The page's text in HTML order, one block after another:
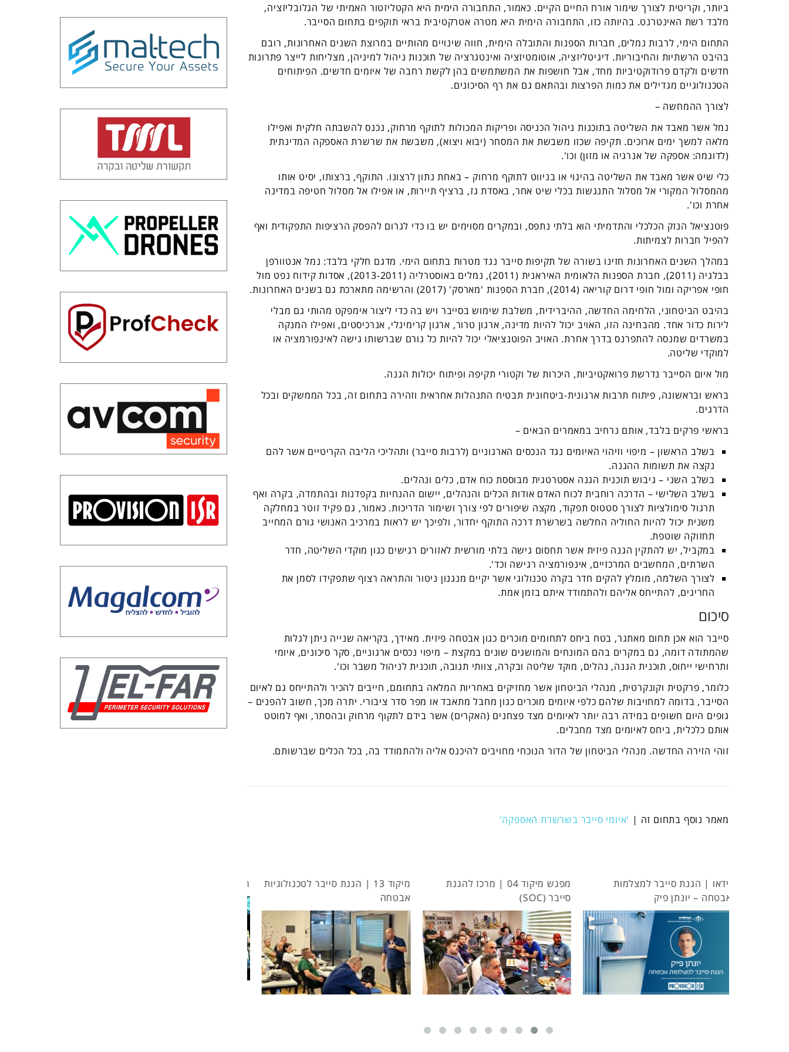
ביותר, וקריטית לצורך שימור אורח החיים הקיים. כאמור, התחבורה הימית היא הקטליזטור האמיתי של הגלובליזציה,
מלבד רשת האינטרנט. בהיותה כזו, התחבורה הימית היא מטרה אטרקטיבית בראי תוקפים בתחום הסייבר.
התחום הימי, לרבות נמלים, חברות הספנות והתובלה הימית, חווה שינויים מהותיים במרוצת השנים האחרונות, רובם
בהיבט הרשתיות והחיבוריות. דיגיטליזציה, אוטומטיזציה ואינטגרציה של תוכנות ניהול למיניהן, מצליחות לייצר פתרונות
חדשים ולקדם פרודוקטיביות מחד, אבל חושפות את המשתמשים בהן לקשת רחבה של איומים חדשים. הפיתוחים
הטכנולוגיים מגדילים את כמות הפרצות ובהתאם גם את רף הסיכונים.
לצורך ההמחשה –
נמל אשר מאבד את השליטה בתוכנות ניהול הכניסה ופריקות המכולות לתוקף מרחוק, נכנס להשבתה חלקית ואפילו
מלאה למשך ימים ארוכים. תקיפה שכזו משבשת את המסחר (יבוא ויצוא), משבשת את שרשרת האספקה המדינתית
(לדוגמה: אספקה של אנרגיה או מזון) וכו'.
כלי שיט אשר מאבד את השליטה בהיגוי או בניווט לתוקף מרחוק – באחת נתון לרצונו. התוקף, ברצותו, יסיט אותו
מהמסלול המקורי אל מסלול התנגשות בכלי שיט אחר, באסדת גז, ברציף תיירות, או אפילו אל מסלול חטיפה במדינה
אחרת וכו'.
פוטנציאל הנזק הכלכלי והתדמיתי הוא בלתי נתפס, ובמקרים מסוימים יש בו כדי לגרום להפסק הרציפות התפקודית ואף
להפיל חברות לצמיתות.
במהלך השנים האחרונות חזינו בשורה של תקיפות סייבר נגד מטרות בתחום הימי. מדגם חלקי בלבד: נמל אנטוורפן
בבלגיה (2011), חברת הספנות הלאומית האיראנית (2011), נמלים באוסטרליה (2013-2011), אסדות קידוח נפט מול
חופי אפריקה ומול חופי דרום קוריאה (2014), חברת הספנות 'מארסק' (2017) והרשימה מתארכת גם בשנים האחרונות.
בהיבט הביטחוני, הלחימה החדשה, ההיברידית, משלבת שימוש בסייבר ויש בה כדי ליצור אימפקט מהותי גם מבלי
לירות כדור אחד. מהבחינה הזו, האויב יכול להיות מדינה, ארגון טרור, ארגון קרימינלי, אנרכיסטים, ואפילו המנקה
במשרדים שמנסה להתפרנס בדרך אחרת. האויב הפוטנציאלי יכול להיות כל גורם שברשותו גישה לאינפורמציה או
למוקדי שליטה.
מול איום הסייבר נדרשת פרואקטיביות, היכרות של וקטורי תקיפה ופיתוח יכולות הגנה.
בראש ובראשונה, פיתוח תרבות ארגונית-ביטחונית תבטיח התנהלות אחראית וזהירה בתחום זה, בכל הממשקים ובכל
הדרגים.
בראשי פרקים בלבד, אותם נרחיב במאמרים הבאים –
בשלב הראשון – מיפוי וזיהוי האיומים נגד הנכסים הארגוניים (לרבות סייבר) ותהליכי הליבה הקריטיים אשר להם
נקצה את תשומות ההגנה.
בשלב השני – גיבוש תוכנית הגנה אסטרטגית מבוססת כוח אדם, כלים ונהלים.
בשלב השלישי – הדרכה רוחבית לכוח האדם אודות הכלים והנהלים, יישום ההנחיות בקפדנות ובהתמדה, בקרה ואף
תרגול סימולציות לצורך סטטוס תפקוד, מקצה שיפורים לפי צורך ושימור הדריכות. כאמור, גם פקיד זוטר במחלקה
משנית יכול להיות החוליה החלשה בשרשרת דרכה התוקף יחדור, ולפיכך יש לראות במרכיב האנושי גורם המחייב
תחזוקה שוטפת.
במקביל, יש להתקין הגנה פיזית אשר תחסום גישה בלתי מורשית לאזורים רגישים כגון מוקדי השליטה, חדר
השרתים, המחשבים המרכזיים, אינפורמציה רגישה וכד'.
לצורך השלמה, מומלץ להקים חדר בקרה טכנולוגי אשר יקיים מנגנון ניטור והתראה רצוף שתפקידו לסמן את
החריגים, להתייחס אליהם ולהתמודד איתם בזמן אמת.
סיכום
סייבר הוא אכן תחום מאתגר, בטח ביחס לתחומים מוכרים כגון אבטחה פיזית. מאידך, בקריאה שנייה ניתן לגלות
שהמתודה דומה, גם במקרים בהם המונחים והמושגים שונים במקצת – מיפוי נכסים ארגוניים, סקר סיכונים, איומי
ותרחישי ייחוס, תוכנית הגנה, נהלים, מוקד שליטה ובקרה, צוותי תגובה, תוכנית לניהול משבר וכו'.
כלומר, פרקטית וקונקרטית, מנהלי הביטחון אשר מחזיקים באחריות המלאה בתחומם, חייבים להכיר ולהתייחס גם לאיום
הסייבר, בדומה למחויבות שלהם כלפי איומים מוכרים כגון מחבל מתאבד או מפר סדר ציבורי. יתרה מכך, חשוב להפנים –
גופים היום חשופים במידה רבה יותר לאיומים מצד פצחנים (האקרים) אשר בידם לתקוף מרחוק ובהסתר, ואף למוטט
אותם כלכלית, ביחס לאיומים מצד מחבלים.
זוהי הזירה החדשה. מנהלי הביטחון של הדור הנוכחי מחויבים להיכנס אליה ולהתמודד בה, בכל הכלים שברשותם.
מאמר נוסף בתחום זה | 'איומי סייבר בשרשרת האספקה'
מפגש מיקוד 04 | מרכז להגנת
סייבר (SOC)
מיקוד 13 | הגנת סייבר לטכנולוגיות
אבטחה
הגנת סייבר לרשתות ביטחון